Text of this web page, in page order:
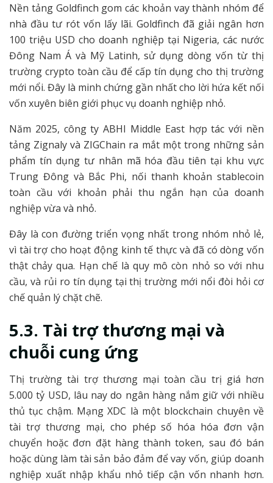
Nền tảng Goldfinch gom các khoản vay thành nhóm để
nhà đầu tư rót vốn lấy lãi. Goldfinch đã giải ngân hơn
100 triệu USD cho doanh nghiệp tại Nigeria, các nước
Đông Nam Á và Mỹ Latinh, sử dụng dòng vốn từ thị
trường crypto toàn cầu để cấp tín dụng cho thị trường
mới nổi. Đây là minh chứng gần nhất cho lời hứa kết nối
vốn xuyên biên giới phục vụ doanh nghiệp nhỏ.
Năm 2025, công ty ABHI Middle East hợp tác với nền
tảng Zignaly và ZIGChain ra mắt một trong những sản
phẩm tín dụng tư nhân mã hóa đầu tiên tại khu vực
Trung Đông và Bắc Phi, nối thanh khoản stablecoin
toàn cầu với khoản phải thu ngắn hạn của doanh
nghiệp vừa và nhỏ.
Đây là con đường triển vọng nhất trong nhóm nhỏ lẻ,
vì tài trợ cho hoạt động kinh tế thực và đã có dòng vốn
thật chảy qua. Hạn chế là quy mô còn nhỏ so với nhu
cầu, và rủi ro tín dụng tại thị trường mới nổi đòi hỏi cơ
chế quản lý chặt chẽ.
5.3. Tài trợ thương mại và
chuỗi cung ứng
Thị trường tài trợ thương mại toàn cầu trị giá hơn
5.000 tỷ USD, lâu nay do ngân hàng nắm giữ với nhiều
thủ tục chậm. Mạng XDC là một blockchain chuyên về
tài trợ thương mại, cho phép số hóa hóa đơn vận
chuyển hoặc đơn đặt hàng thành token, sau đó bán
hoặc dùng làm tài sản bảo đảm để vay vốn, giúp doanh
nghiệp xuất nhập khẩu nhỏ tiếp cận vốn nhanh hơn.